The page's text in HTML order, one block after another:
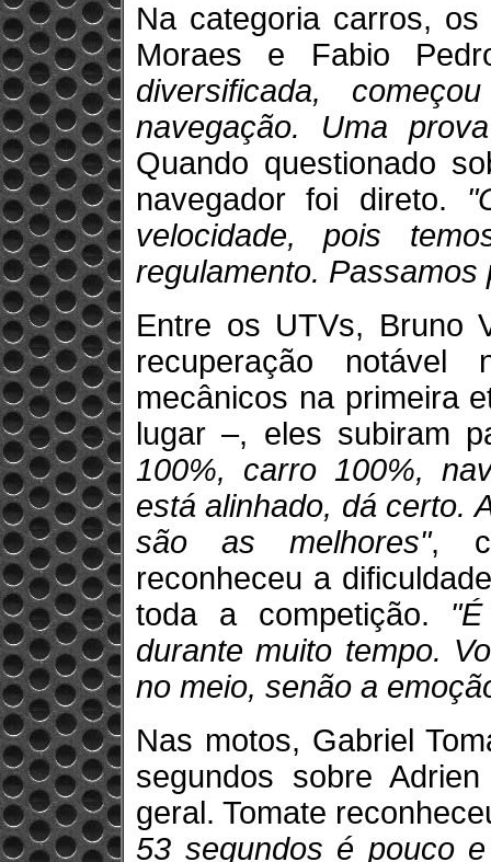
Na categoria carros,
Moraes e Fabio
diversificada,
navegação. Uma
Quando questionado
navegador foi direto.
velocidade, pois
regulamento. Passamos
Entre os UTVs, Bruno
recuperação notável
mecânicos na primeira
lugar –, eles subiram
100%, carro 100%,
está alinhado, dá certo.
são as melhores",
reconheceu a
toda a competição.
durante muito tempo.
no meio, senão a
Nas motos, Gabriel
segundos sobre
geral. Tomate
53 segundos é pouco